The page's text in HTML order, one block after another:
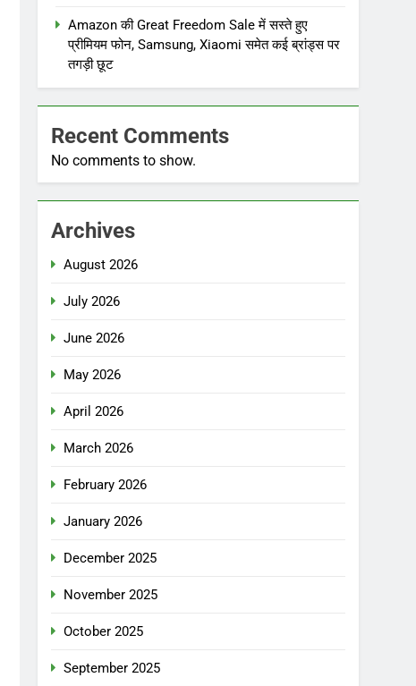
Amazon की Great Freedom Sale में सस्ते हुए
प्रीमियम फोन, Samsung, Xiaomi समेत कई ब्रांड्स पर
तगड़ी छूट
Recent Comments
No comments to show.
Archives
August 2026
July 2026
June 2026
May 2026
April 2026
March 2026
February 2026
January 2026
December 2025
November 2025
October 2025
September 2025